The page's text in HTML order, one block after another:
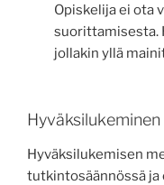
Opiskelija ei ota
suorittamisesta.
jollakin yllä
Hyväksilukeminen
Hyväksilukemisen
tutkintosäännössä ja